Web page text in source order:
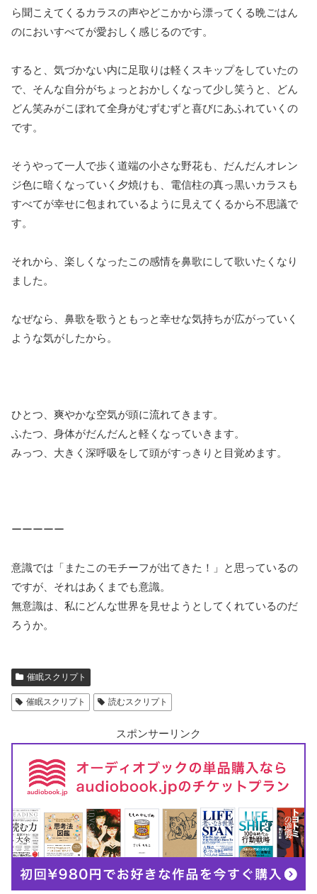
ら聞こえてくるカラスの声やどこかから漂ってくる晩ごはん
のにおいすべてが愛おしく感じるのです。
すると、気づかない内に足取りは軽くスキップをしていたの
で、そんな自分がちょっとおかしくなって少し笑うと、どん
どん笑みがこぼれて全身がむずむずと喜びにあふれていくの
です。
そうやって一人で歩く道端の小さな野花も、だんだんオレン
ジ色に暗くなっていく夕焼けも、電信柱の真っ黒いカラスも
すべてが幸せに包まれているように見えてくるから不思議で
す。
それから、楽しくなったこの感情を鼻歌にして歌いたくなり
ました。
なぜなら、鼻歌を歌うともっと幸せな気持ちが広がっていく
ような気がしたから。
ひとつ、爽やかな空気が頭に流れてきます。
ふたつ、身体がだんだんと軽くなっていきます。
みっつ、大きく深呼吸をして頭がすっきりと目覚めます。
ーーーーー
意識では「またこのモチーフが出てきた！」と思っているの
ですが、それはあくまでも意識。
無意識は、私にどんな世界を見せようとしてくれているのだ
ろうか。
催眠スクリプト
催眠スクリプト 読むスクリプト
スポンサーリンク